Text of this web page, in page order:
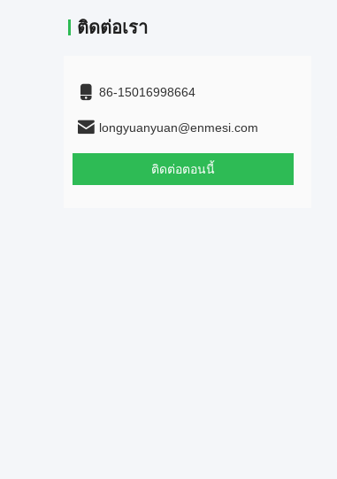
ติดต่อเรา
86-15016998664
longyuanyuan@enmesi.com
ติดต่อตอนนี้